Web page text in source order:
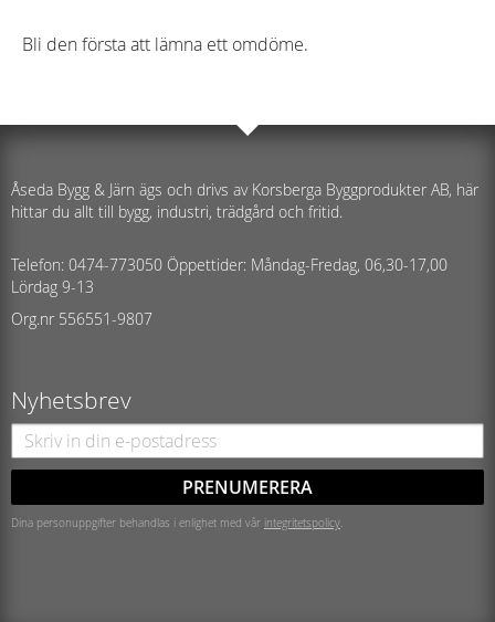
Bli den första att lämna ett omdöme.
Åseda Bygg & Järn ägs och drivs av Korsberga Byggprodukter AB, här
hittar du allt till bygg, industri, trädgård och fritid.
Telefon: 0474-773050 Öppettider: Måndag-Fredag, 06,30-17,00
Lördag 9-13
Org.nr 556551-9807
Nyhetsbrev
PRENUMERERA
Dina personuppgifter behandlas i enlighet med vår integritetspolicy.